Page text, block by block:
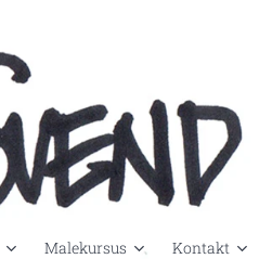
Malekursus Kontakt